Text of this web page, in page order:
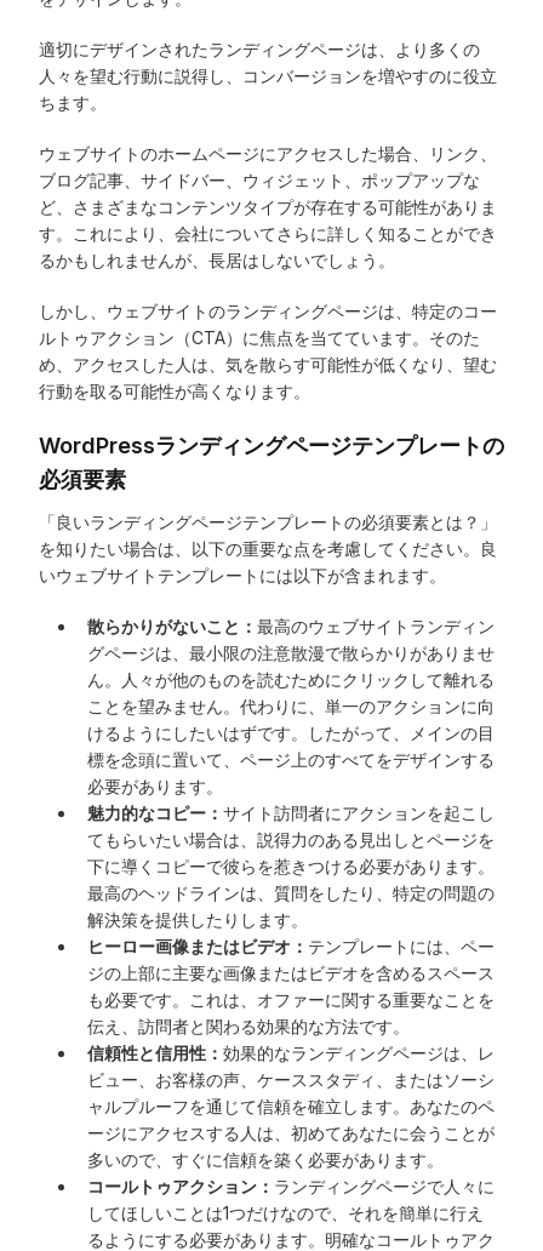
適切にデザインされたランディングページは、より多くの
人々を望む行動に説得し、コンバージョンを増やすのに役立
ちます。
ウェブサイトのホームページにアクセスした場合、リンク、
ブログ記事、サイドバー、ウィジェット、ポップアップな
ど、さまざまなコンテンツタイプが存在する可能性がありま
す。これにより、会社についてさらに詳しく知ることができ
るかもしれませんが、長居はしないでしょう。
しかし、ウェブサイトのランディングページは、特定のコー
ルトゥアクション（CTA）に焦点を当てています。そのた
め、アクセスした人は、気を散らす可能性が低くなり、望む
行動を取る可能性が高くなります。
WordPressランディングページテンプレートの
必須要素
「良いランディングページテンプレートの必須要素とは？」
を知りたい場合は、以下の重要な点を考慮してください。良
いウェブサイトテンプレートには以下が含まれます。
散らかりがないこと： 最高のウェブサイトランディン
グページは、最小限の注意散漫で散らかりがありませ
ん。人々が他のものを読むためにクリックして離れる
ことを望みません。代わりに、単一のアクションに向
けるようにしたいはずです。したがって、メインの目
標を念頭に置いて、ページ上のすべてをデザインする
必要があります。
魅力的なコピー： サイト訪問者にアクションを起こし
てもらいたい場合は、説得力のある見出しとページを
下に導くコピーで彼らを惹きつける必要があります。
最高のヘッドラインは、質問をしたり、特定の問題の
解決策を提供したりします。
ヒーロー画像またはビデオ： テンプレートには、ペー
ジの上部に主要な画像またはビデオを含めるスペース
も必要です。これは、オファーに関する重要なことを
伝え、訪問者と関わる効果的な方法です。
信頼性と信用性： 効果的なランディングページは、レ
ビュー、お客様の声、ケーススタディ、またはソーシ
ャルプルーフを通じて信頼を確立します。あなたのペ
ージにアクセスする人は、初めてあなたに会うことが
多いので、すぐに信頼を築く必要があります。
コールトゥアクション： ランディングページで人々に
してほしいことは1つだけなので、それを簡単に行え
るようにする必要があります。明確なコールトゥアク